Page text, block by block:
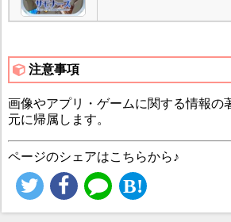
注意事項
画像やアプリ・ゲームに関する情報の
元に帰属します。
ページのシェアはこちらから♪